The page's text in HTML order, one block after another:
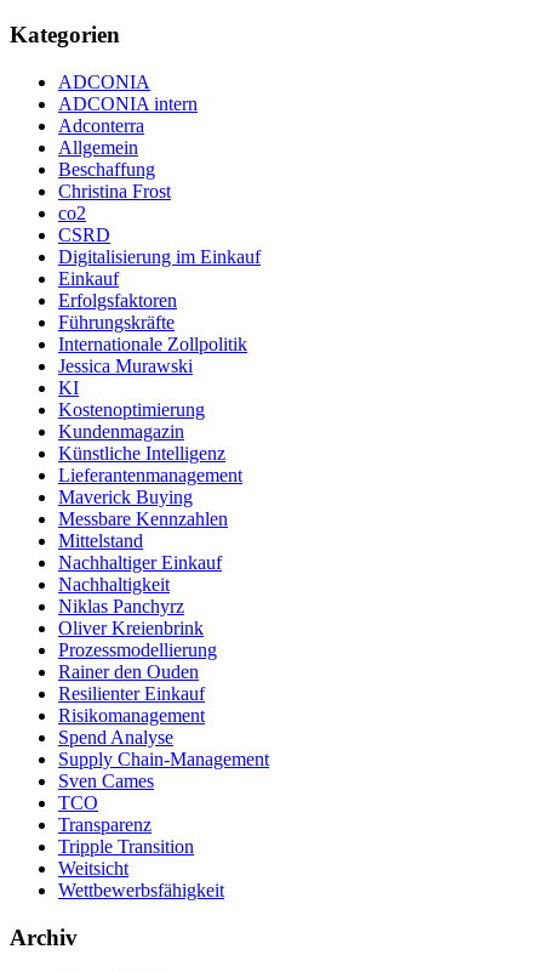
Kategorien
ADCONIA
ADCONIA intern
Adconterra
Allgemein
Beschaffung
Christina Frost
co2
CSRD
Digitalisierung im Einkauf
Einkauf
Erfolgsfaktoren
Führungskräfte
Internationale Zollpolitik
Jessica Murawski
KI
Kostenoptimierung
Kundenmagazin
Künstliche Intelligenz
Lieferantenmanagement
Maverick Buying
Messbare Kennzahlen
Mittelstand
Nachhaltiger Einkauf
Nachhaltigkeit
Niklas Panchyrz
Oliver Kreienbrink
Prozessmodellierung
Rainer den Ouden
Resilienter Einkauf
Risikomanagement
Spend Analyse
Supply Chain-Management
Sven Cames
TCO
Transparenz
Tripple Transition
Weitsicht
Wettbewerbsfähigkeit
Archiv